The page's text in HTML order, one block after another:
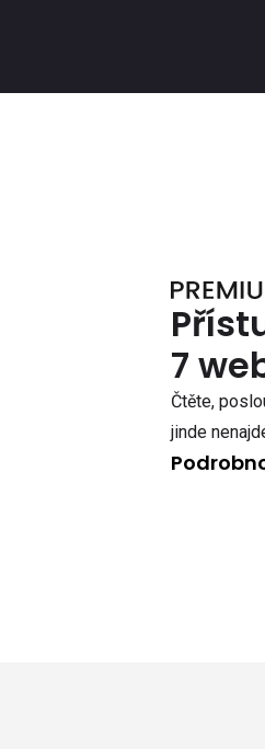
7
Čtěte,
jinde